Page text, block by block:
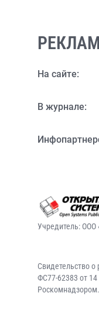
На сайте:
В журнале:
Учредитель: ООО
Свидетельство о
ФС77-62383 от
Роскомнадзором.